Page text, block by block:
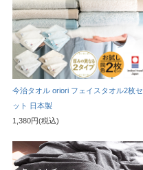
今治タオル oriori フェイスタオル2枚セ
ット 日本製
1,380円(税込)